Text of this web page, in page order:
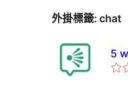
外掛標籤: chat
5